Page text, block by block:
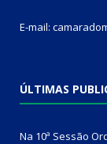
E-mail:
ÚLTIMAS
Na 10ª Sessão